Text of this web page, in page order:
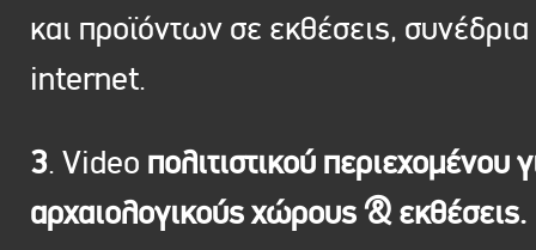
και προϊόντων σε εκθέσεις, συνέδρια
internet.
3. Video πολιτιστικού περιεχομένου
αρχαιολογικούς χώρους & εκθέσεις.